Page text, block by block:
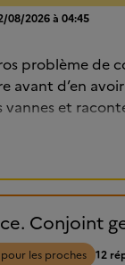
08/2026 à 04:45
problème de
avant d’en
vannes et
Conjoint
les proches 12